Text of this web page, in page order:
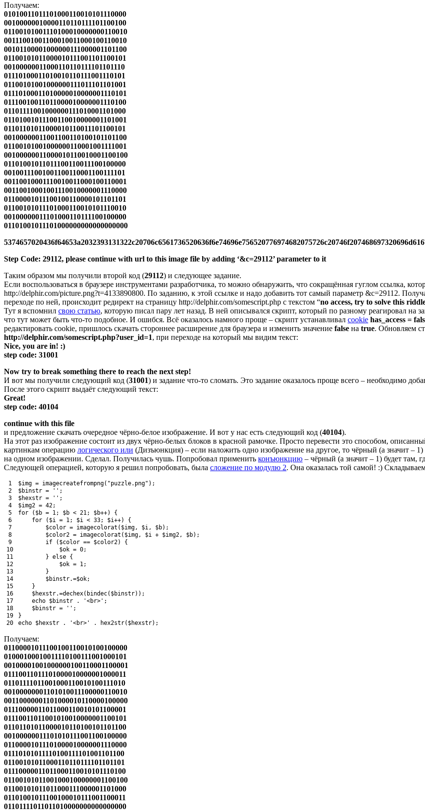
Получаем:
01010011011101000110010101110000
00100000010000110110111101100100
01100101001110100010000000110010
00111001001100010011000100110010
00101100001000000111000001101100
01100101011000010111001101100101
00100000011000110110111101101110
01110100011010010110111001110101
01100101001000000111011101101001
01110100011010000010000001110101
01110010011011000010000001110100
01101111001000000111010001101000
01101001011100110010000001101001
01101101011000010110011101100101
00100000011001100110100101101100
01100101001000000110001001111001
00100000011000010110010001100100
01101001011011100110011100100000
00100111001001100110001100111101
00110010001110010011000100110001
00110010001001110010000001110000
01100001011100100110000101101101
01100101011101000110010101110010
00100000011101000110111100100000
01101001011101000000000000000000
Step Code: 29112, please continue with url to this image file by adding ‘&c=29112’ parameter to it
Таким образом мы получили второй код (29112) и следующее задание.
Если воспользоваться в браузере инструментами разработчика, то можно обнаружить, что сокращённая гуглом ссылка,
http://delphir.com/picture.png?t=4133890800. По заданию, к этой ссылке и надо добавить тот самый параметр &c=29112.
переходе по ней, происходит редирект на страницу http://delphir.com/somescript.php с текстом “no access, try to solve this
Тут я вспомнил свою статью, которую писал пару лет назад. В ней описывался скрипт, который по разному реагировал
что тут может быть что-то подобное. И ошибся. Всё оказалось намного проще – скрипт устанавливал cookie has_access =
редактировать cookie, пришлось скачать стороннее расширение для браузера и изменить значение false на true. Обновляем
http://delphir.com/somescript.php?user_id=1, при переходе на который мы видим текст:
Nice, you are in! :)
step code: 31001
Now try to break something there to reach the next step!
И вот мы получили следующий код (31001) и задание что-то сломать. Это задание оказалось проще всего – необходимо
После этого скрипт выдаёт следующий текст:
Great!
step code: 40104
continue with this file
и предложение скачать очередное чёрно-белое изображение. И вот у нас есть следующий код (40104).
На этот раз изображение состоит из двух чёрно-белых блоков в красной рамочке. Просто перевести это способом,
картинкам операцию логического или (Дизъюнкция) – если наложить одно изображение на другое, то чёрный (а значит – 1)
на одном изображении. Сделал. Получилась чушь. Попробовал применить конъюнкцию – чёрный (а значит – 1) будет там,
Следующей операцией, которую я решил попробовать, была сложение по модулю 2. Она оказалась той самой! :)
1
2
3
4
5
6
7
8
9
10
11
12
13
14
15
16
17
18
19
20
$img = imagecreatefrompng( "puzzle.png" ) ;
$binstr = '' ;
$hexstr = '' ;
$img2 = 42;
for
( $b = 1; $b < 21; $b++)
{
for
( $i = 1; $i < 33; $i++)
{
$color = imagecolorat ( $img, $i, $b) ;
$color2 = imagecolorat ( $img, $i + $img2, $b) ;
if
( $color == $color2)
{
$ok = 0;
} else {
$ok = 1;
}
$binstr.=$ok;
}
$hexstr.=dechex( bindec( $binstr) ) ;
echo $binstr . '<br>' ;
$binstr = '' ;
}
echo $hexstr . '<br>' . hex2str( $hexstr) ;
Получаем:
01100001011100100110010100100000
01000100010011110100111001000101
00100001001000000100110001100001
01110011011101000010000001000011
01101111011001000110010100111010
00100000001101010011100000110010
00110000001101000010110000100000
01110000011011000110010101100001
01110011011001010010000001100101
01101101011000010110100101101100
00100000011101010111001100100000
01100001011101000010000001110000
01110101011110100111101001101100
01100101011000110110111101101101
01110000011011000110010101110100
01100101011001000100000001100100
01100101011011000111000001101000
01101001011100100010111001100011
01101111011011010000000000000000